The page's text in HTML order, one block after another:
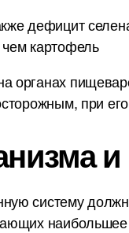
дефицит
картофель
органах
при
систему